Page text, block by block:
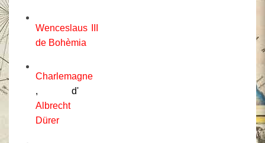
Wenceslaus III
de Bohèmia
Charlemagne
, d'
Albrecht
Dürer